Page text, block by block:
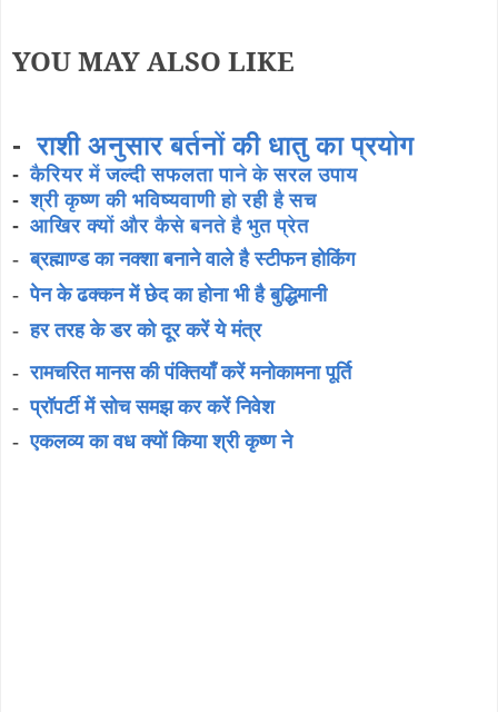
YOU MAY ALSO LIKE
-राशी अनुसार बर्तनों की धातु का प्रयोग
-कैरियर में जल्दी सफलता पाने के सरल उपाय
-श्री कृष्ण की भविष्यवाणी हो रही है सच
- आखिर क्यों और कैसे बनते है भुत प्रेत
-ब्रह्माण्ड का नक्शा बनाने वाले है स्टीफन होकिंग
-पेन के ढक्कन में छेद का होना भी है बुद्धिमानी
-हर तरह के डर को दूर करें ये मंत्र
-रामचरित मानस की पंक्तियाँ करें मनोकामना पूर्ति
-प्रॉपर्टी में सोच समझ कर करें निवेश
-एकलव्य का वध क्यों किया श्री कृष्ण ने